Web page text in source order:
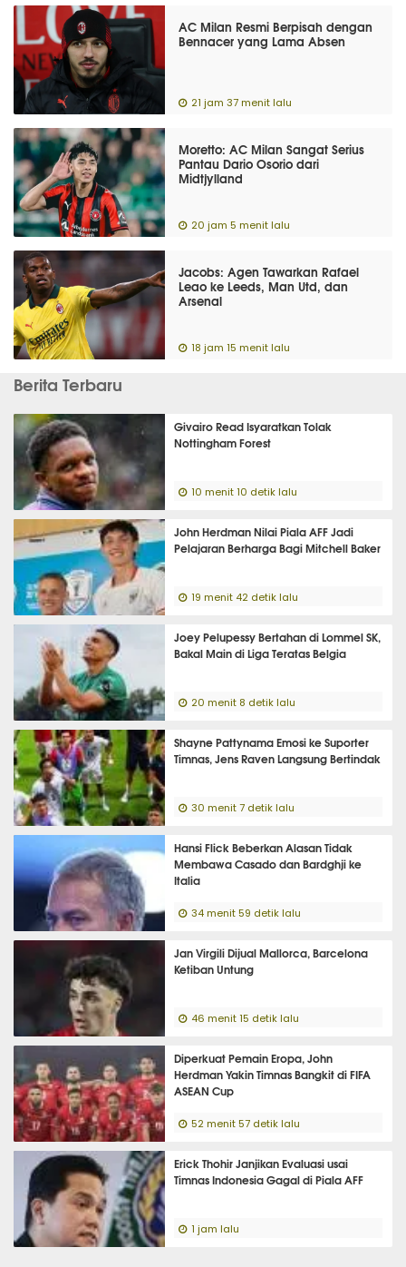
AC Milan Resmi Berpisah dengan
Bennacer yang Lama Absen
21 jam 37 menit lalu
Moretto: AC Milan Sangat Serius
Pantau Dario Osorio dari
Midtjylland
20 jam 5 menit lalu
Jacobs: Agen Tawarkan Rafael
Leao ke Leeds, Man Utd, dan
Arsenal
18 jam 15 menit lalu
Berita Terbaru
Givairo Read Isyaratkan Tolak
Nottingham Forest
10 menit 10 detik lalu
John Herdman Nilai Piala AFF Jadi
Pelajaran Berharga Bagi Mitchell Baker
19 menit 42 detik lalu
Joey Pelupessy Bertahan di Lommel SK,
Bakal Main di Liga Teratas Belgia
20 menit 8 detik lalu
Shayne Pattynama Emosi ke Suporter
Timnas, Jens Raven Langsung Bertindak
30 menit 7 detik lalu
Hansi Flick Beberkan Alasan Tidak
Membawa Casado dan Bardghji ke
Italia
34 menit 59 detik lalu
Jan Virgili Dijual Mallorca, Barcelona
Ketiban Untung
46 menit 15 detik lalu
Diperkuat Pemain Eropa, John
Herdman Yakin Timnas Bangkit di FIFA
ASEAN Cup
52 menit 57 detik lalu
Erick Thohir Janjikan Evaluasi usai
Timnas Indonesia Gagal di Piala AFF
1 jam lalu